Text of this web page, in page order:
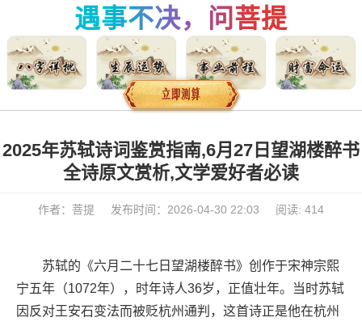
遇事不决，问菩提
2025年苏轼诗词鉴赏指南,6月27日望湖楼醉书
全诗原文赏析,文学爱好者必读
作者：菩提 发布时间：2026-04-30 22:03 阅读: 414
苏轼的《六月二十七日望湖楼醉书》创作于宋神宗熙
宁五年（1072年），时年诗人36岁，正值壮年。当时苏轼
因反对王安石变法而被贬杭州通判，这首诗正是他在杭州